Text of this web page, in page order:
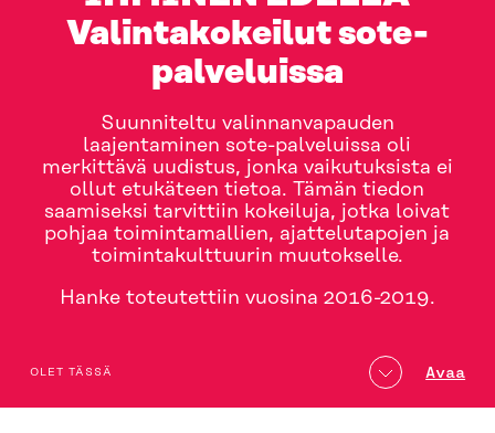
Valintakokeilut sote-
palveluissa
Suunniteltu valinnanvapauden
laajentaminen sote-palveluissa oli
merkittävä uudistus, jonka vaikutuksista ei
ollut etukäteen tietoa. Tämän tiedon
saamiseksi tarvittiin kokeiluja, jotka loivat
pohjaa toimintamallien, ajattelutapojen ja
toimintakulttuurin muutokselle.
Hanke toteutettiin vuosina 2016-2019.
table_of_contents
OLET TÄSSÄ Avaa